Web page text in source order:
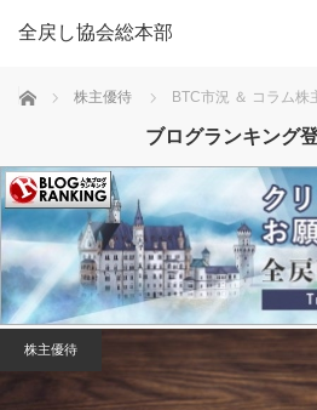
全戻し協会総本部
Home 株主優待 BTC市況 ＆ コラム株
ブログランキング
株主優待